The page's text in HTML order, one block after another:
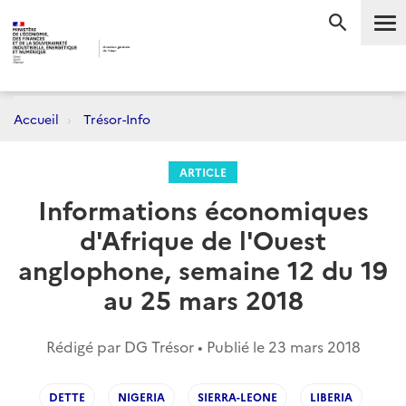
Accueil Trésor-Info
ARTICLE
Informations économiques
d'Afrique de l'Ouest
anglophone, semaine 12 du 19
au 25 mars 2018
Rédigé par DG Trésor • Publié le 23 mars 2018
DETTE NIGERIA SIERRA-LEONE LIBERIA